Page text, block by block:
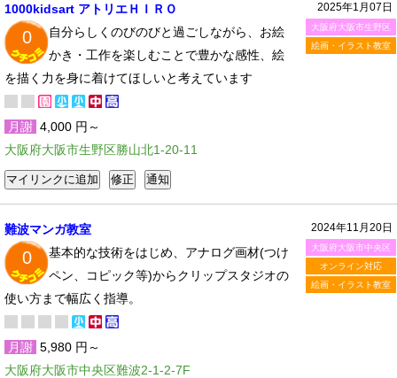
2025年1月07日
大阪府大阪市生野区
絵画・イラスト教室
1000kidsart アトリエＨＩＲＯ
0
自分らしくのびのびと過ごしながら、お絵
かき・工作を楽しむことで豊かな感性、絵
を描く力を身に着けてほしいと考えています
月謝 4,000 円～
大阪府大阪市生野区勝山北1-20-11
2024年11月20日
大阪府大阪市中央区
オンライン対応
絵画・イラスト教室
難波マンガ教室
0
基本的な技術をはじめ、アナログ画材(つけ
ペン、コピック等)からクリップスタジオの
使い方まで幅広く指導。
月謝 5,980 円～
大阪府大阪市中央区難波2-1-2-7F